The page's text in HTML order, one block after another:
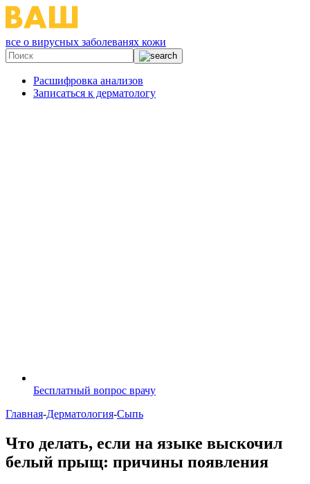
все о вирусных заболеванях кожи
Расшифровка анализов
Записаться к дерматологу
Бесплатный вопрос врачу
Главная-Дерматология-Сыпь
Что делать, если на языке выскочил
белый прыщ: причины появления